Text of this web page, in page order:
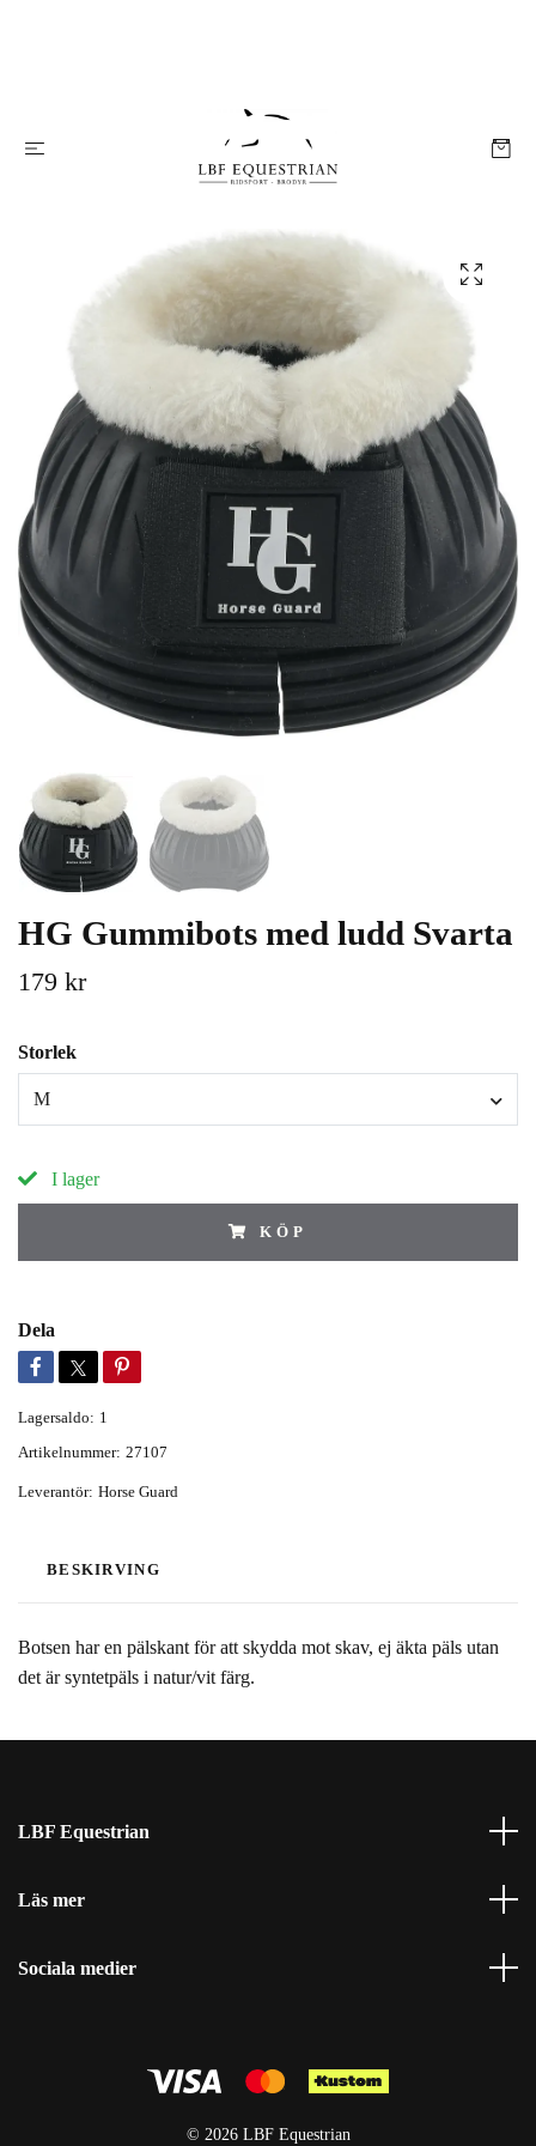
HG Gummibots med ludd Svarta
179 kr
Storlek
M
I lager
KÖP
Dela
Lagersaldo: 1
Artikelnummer: 27107
Leverantör: Horse Guard
BESKIRVING
Botsen har en pälskant för att skydda mot skav, ej äkta päls utan
det är syntetpäls i natur/vit färg.
LBF Equestrian
Läs mer
Sociala medier
© 2026 LBF Equestrian